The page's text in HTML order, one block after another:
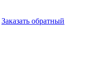
Заказать обратный